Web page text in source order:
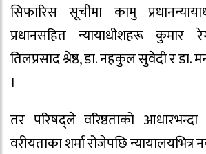
सिफारिस सूचीमा कामु
प्रधानसहित न्यायाधीशहरू कुमार
तिलप्रसाद श्रेष्ठ, डा. नहकुल सुवेदी र डा.
।
तर परिषद्ले वरिष्ठताको
वरीयताका शर्मा रोजेपछि